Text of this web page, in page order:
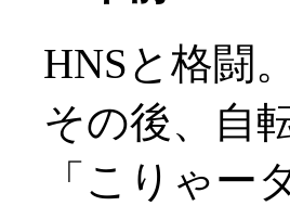
HNSと格闘
その後、自
「こりゃー